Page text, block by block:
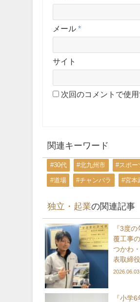
メール*
サイト
次回のコメントで使
関連キーワード
#30代 #北九州市 #スポー
#道場 #チャンバラ #宮本
独立・起業の関連記事
『3度
覆工事
つかわ
表取締役
2026.06.03
『小学